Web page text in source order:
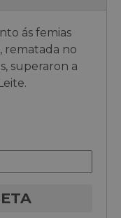
ás femias
rematada no
superaron a